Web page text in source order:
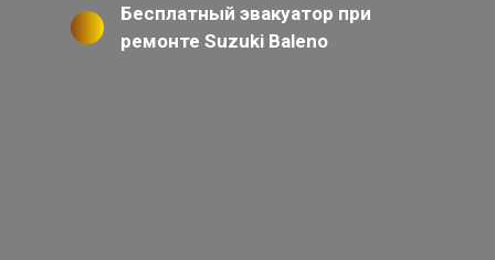
Бесплатный эвакуатор при
ремонте Suzuki Baleno